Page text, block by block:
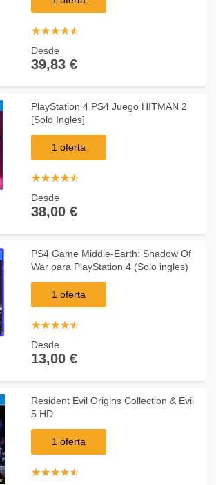
☆☆☆☆☆
★★★★★
Desde
39,83 €
PlayStation 4 PS4 Juego HITMAN 2
[Solo Ingles]
1 oferta
☆☆☆☆☆
★★★★★
Desde
38,00 €
PS4 Game Middle-Earth: Shadow Of
War para PlayStation 4 (Solo ingles)
1 oferta
☆☆☆☆☆
★★★★★
Desde
13,00 €
Resident Evil Origins Collection & Evil
5 HD
1 oferta
☆☆☆☆☆
★★★★★